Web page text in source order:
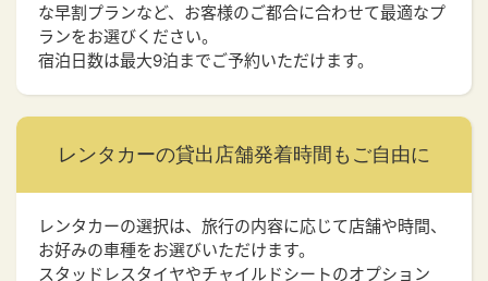
な早割プランなど、お客様のご都合に合わせて最適なプ
ランをお選びください。
宿泊日数は最大9泊までご予約いただけます。
レンタカーの貸出店舗発着時間もご自由に
レンタカーの選択は、旅行の内容に応じて店舗や時間、
お好みの車種をお選びいただけます。
スタッドレスタイヤやチャイルドシートのオプション